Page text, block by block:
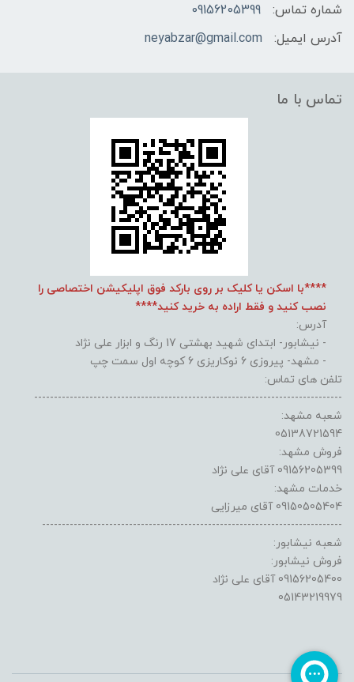
شماره تماس:
09156205399
آدرس ایمیل:
neyabzar@gmail.com
تماس با ما
****با اسکن یا کلیک بر روی بارکد فوق اپلیکیشن اختصاصی را
نصب کنید و فقط اراده به خرید کنید****
آدرس:
- نیشابور- ابتدای شهید بهشتی 17 رنگ و ابزار علی نژاد
- مشهد- پیروزی 6 نوکاریزی 6 کوچه اول سمت چپ
تلفن های تماس:
------------------------------------------------------------------------------
شعبه مشهد:
05138721594
فروش مشهد:
09156205399 آقای علی نژاد
خدمات مشهد:
09150505404 آقای میرزایی
----------------------------------------------------------------------------
شعبه نیشابور:
فروش نیشابور:
09156205400 آقای علی نژاد
05143219979